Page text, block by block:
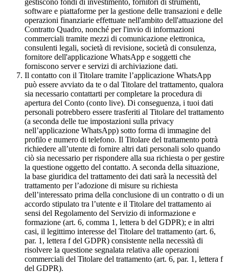
gestiscono fondi di investimento, fornitori di strumenti,
software e piattaforme per la gestione delle transazioni e delle
operazioni finanziarie effettuate nell'ambito dell'attuazione del
Contratto Quadro, nonché per l'invio di informazioni
commerciali tramite mezzi di comunicazione elettronica,
consulenti legali, società di revisione, società di consulenza,
fornitore dell'applicazione WhatsApp e soggetti che
forniscono server e servizi di archiviazione dati.
Il contatto con il Titolare tramite l’applicazione WhatsApp
può essere avviato da te o dal Titolare del trattamento, qualora
sia necessario contattarti per completare la procedura di
apertura del Conto (conto live). Di conseguenza, i tuoi dati
personali potrebbero essere trasferiti al Titolare del trattamento
(a seconda delle tue impostazioni sulla privacy
nell’applicazione WhatsApp) sotto forma di immagine del
profilo e numero di telefono. Il Titolare del trattamento potrà
richiedere all’utente di fornire altri dati personali solo quando
ciò sia necessario per rispondere alla sua richiesta o per gestire
la questione oggetto del contatto. A seconda della situazione,
la base giuridica del trattamento dei dati sarà la necessità del
trattamento per l’adozione di misure su richiesta
dell’interessato prima della conclusione di un contratto o di un
accordo stipulato tra l’utente e il Titolare del trattamento ai
sensi del Regolamento del Servizio di informazione e
formazione (art. 6, comma 1, lettera b del GDPR); e in altri
casi, il legittimo interesse del Titolare del trattamento (art. 6,
par. 1, lettera f del GDPR) consistente nella necessità di
risolvere la questione segnalata relativa alle operazioni
commerciali del Titolare del trattamento (art. 6, par. 1, lettera f
del GDPR).